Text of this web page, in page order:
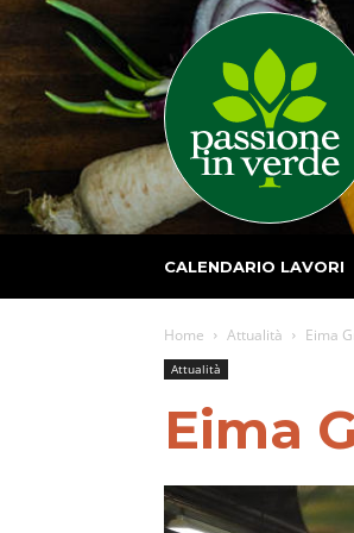
CALENDARIO LAVORI
Home Attualità Eima
Attualità
Eima